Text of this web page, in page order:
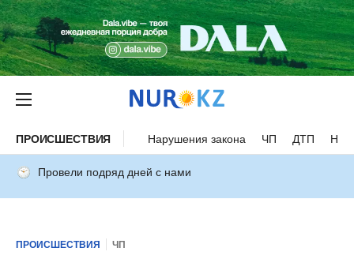
ПРОИСШЕСТВИЯ Нарушения закона ЧП ДТП
Провели подряд дней с нами
ПРОИСШЕСТВИЯ ЧП